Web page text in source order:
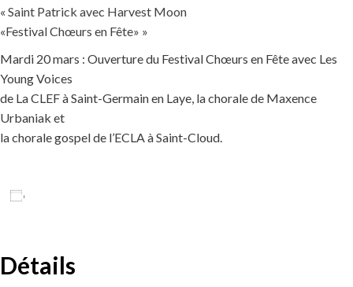
« Saint Patrick avec Harvest Moon
«Festival Chœurs en Fête» »
Mardi 20 mars : Ouverture du Festival Chœurs en Fête avec Les
Young Voices
de La CLEF à Saint-Germain en Laye, la chorale de Maxence
Urbaniak et
la chorale gospel de l’ECLA à Saint-Cloud.
Détails